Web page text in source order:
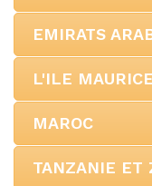
EMIRATS
L'ILE MAURICE
MAROC
TANZANIE ET